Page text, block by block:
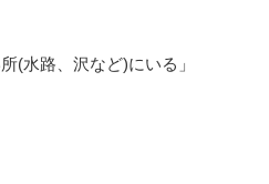
(水路、沢など)にいる」